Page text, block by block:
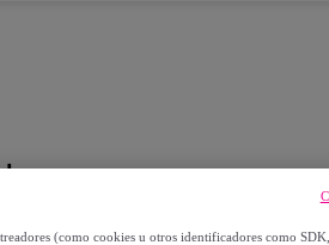
Postquam Smart Rosy
(como cookies u otros identificadores como